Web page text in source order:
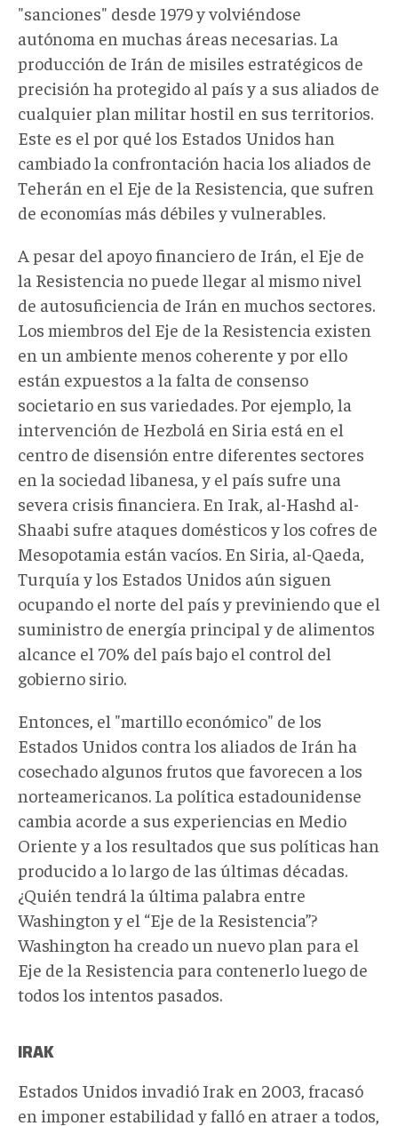
"sanciones" desde 1979 y volviéndose
autónoma en muchas áreas necesarias. La
producción de Irán de misiles estratégicos de
precisión ha protegido al país y a sus aliados de
cualquier plan militar hostil en sus territorios.
Este es el por qué los Estados Unidos han
cambiado la confrontación hacia los aliados de
Teherán en el Eje de la Resistencia, que sufren
de economías más débiles y vulnerables.
A pesar del apoyo financiero de Irán, el Eje de
la Resistencia no puede llegar al mismo nivel
de autosuficiencia de Irán en muchos sectores.
Los miembros del Eje de la Resistencia existen
en un ambiente menos coherente y por ello
están expuestos a la falta de consenso
societario en sus variedades. Por ejemplo, la
intervención de Hezbolá en Siria está en el
centro de disensión entre diferentes sectores
en la sociedad libanesa, y el país sufre una
severa crisis financiera. En Irak, al-Hashd al-
Shaabi sufre ataques domésticos y los cofres de
Mesopotamia están vacíos. En Siria, al-Qaeda,
Turquía y los Estados Unidos aún siguen
ocupando el norte del país y previniendo que el
suministro de energía principal y de alimentos
alcance el 70% del país bajo el control del
gobierno sirio.
Entonces, el "martillo económico" de los
Estados Unidos contra los aliados de Irán ha
cosechado algunos frutos que favorecen a los
norteamericanos. La política estadounidense
cambia acorde a sus experiencias en Medio
Oriente y a los resultados que sus políticas han
producido a lo largo de las últimas décadas.
¿Quién tendrá la última palabra entre
Washington y el “Eje de la Resistencia”?
Washington ha creado un nuevo plan para el
Eje de la Resistencia para contenerlo luego de
todos los intentos pasados.
IRAK
Estados Unidos invadió Irak en 2003, fracasó
en imponer estabilidad y falló en atraer a todos,